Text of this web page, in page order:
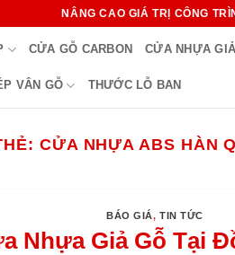
NÂNG CAO GIÁ TRỊ CÔNG
CỬA GỖ CARBON CỬA NHỰA
VÂN GỖ THƯỚC LỖ BAN
CỬA NHỰA ABS HÀN
BÁO GIÁ,TIN TỨC
Nhựa Giả Gỗ Tại